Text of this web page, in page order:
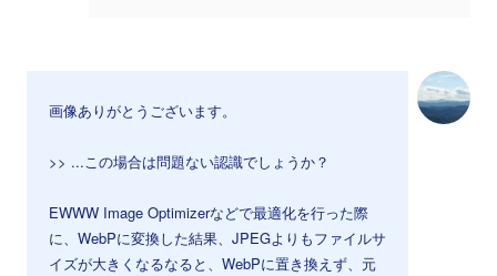
画像ありがとうございます。
>> ...この場合は問題ない認識でしょうか？
EWWW Image Optimizerなどで最適化を行った際
に、WebPに変換した結果、JPEGよりもファイルサ
イズが大きくなるなると、WebPに置き換えず、元